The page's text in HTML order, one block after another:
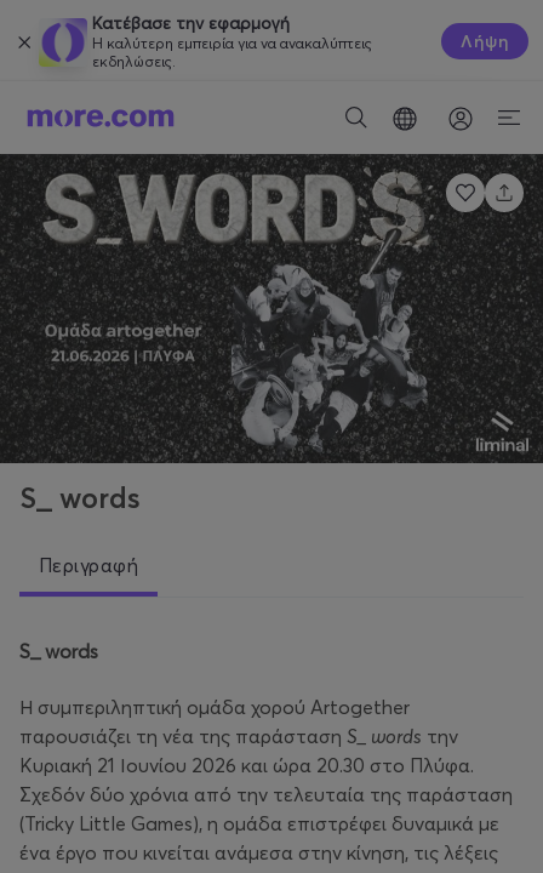
Κατέβασε την εφαρμογή
Η καλύτερη εμπειρία για να ανακαλύπτεις
εκδηλώσεις.
Λήψη
S_ words
Περιγραφή
S_ words
Η συμπεριληπτική ομάδα χορού Artogether
παρουσιάζει τη νέα της παράσταση S_ words την
Κυριακή 21 Ιουνίου 2026 και ώρα 20.30 στο Πλύφα.
Σχεδόν δύο χρόνια από την τελευταία της παράσταση
(Tricky Little Games), η ομάδα επιστρέφει δυναμικά με
ένα έργο που κινείται ανάμεσα στην κίνηση, τις λέξεις